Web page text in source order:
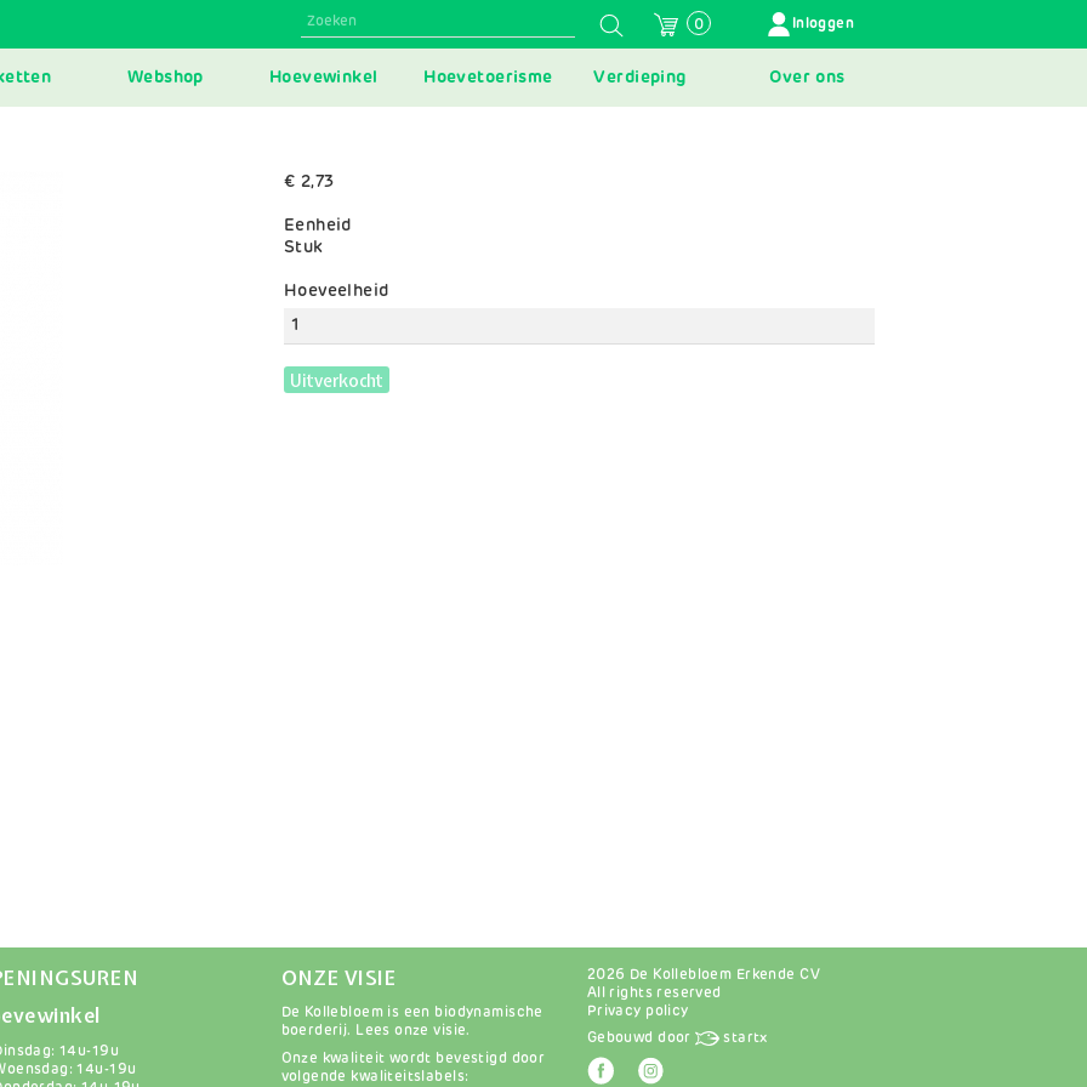
0 GEBRUIKERSMENU
Inloggen
Webshop Hoevewinkel Hoevetoerisme Verdieping Over ons
€ 2,73
Eenheid
Stuk
Variaties
Hoeveelheid
Uitverkocht
14u-19u
14u-19u
ONZE VISIE
De Kollebloem is een biodynamische
boerderij. Lees onze visie.
Onze kwaliteit wordt bevestigd door
volgende kwaliteitslabels:
2026 De Kollebloem Erkende CV
All rights reserved
Privacy policy
Gebouwd door startx
AfbeeldingAfbeelding